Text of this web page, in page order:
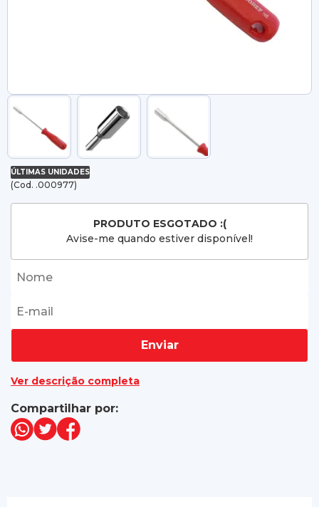
ÚLTIMAS UNIDADES
(Cod. .000977)
PRODUTO ESGOTADO :(
Avise-me quando estiver disponível!
Enviar
Ver descrição completa
Compartilhar por: